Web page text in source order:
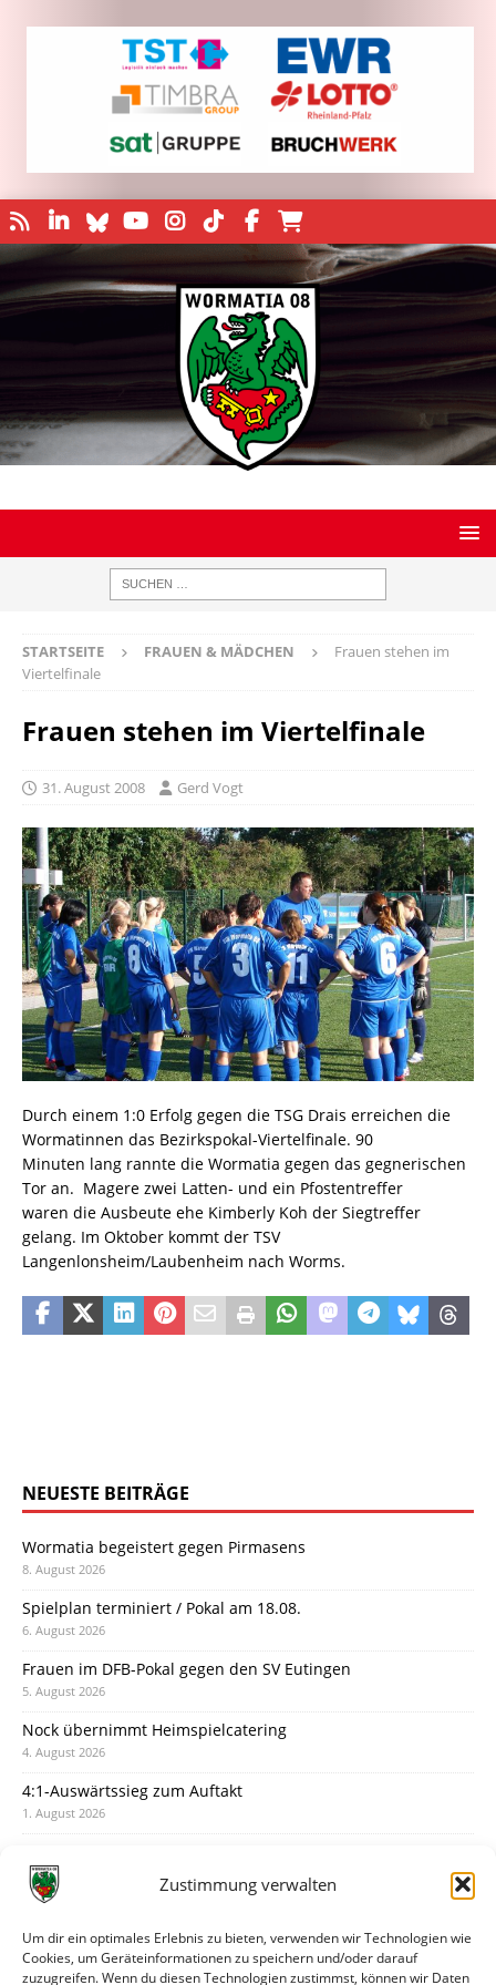
Zustimmung verwalten
Um dir ein optimales Erlebnis zu bieten, verwenden wir Technologien wie
Cookies, um Geräteinformationen zu speichern und/oder darauf
zuzugreifen. Wenn du diesen Technologien zustimmst, können wir Daten
STARTSEITE FRAUEN & MÄDCHEN
Frauen stehen im
Viertelfinale
Frauen stehen im Viertelfinale
31. August 2008 Gerd Vogt
Durch einem 1:0 Erfolg gegen die TSG Drais erreichen die
Wormatinnen das Bezirkspokal-Viertelfinale. 90
Minuten lang rannte die Wormatia gegen das gegnerischen
Tor an. Magere zwei Latten- und ein Pfostentreffer
waren die Ausbeute ehe Kimberly Koh der Siegtreffer
gelang. Im Oktober kommt der TSV
Langenlonsheim/Laubenheim nach Worms.
NEUESTE BEITRÄGE
Wormatia begeistert gegen Pirmasens
8. August 2026
Spielplan terminiert / Pokal am 18.08.
6. August 2026
Frauen im DFB-Pokal gegen den SV Eutingen
5. August 2026
Nock übernimmt Heimspielcatering
4. August 2026
4:1-Auswärtssieg zum Auftakt
1. August 2026
31. Juli 2026
30. Juli 2026
Deine Spielminute: 89+1